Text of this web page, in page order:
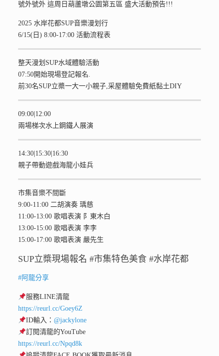
號外號外 這周日葫蘆墩公園第五區 盛大活動預告!!!
2025 水岸花都SUP音樂漫划行
6/15(日) 8:00-17:00 活動流程表
整天漫划SUP水域體驗活動
07:50開始現場登記報名.
前30名SUP立槳一大一小親子,采屋體驗免費紙黏土DIY
09:00|12:00
兩場梯次水上鋼鐵人展演
14:30|15:30|16:30
親子帶動遊戲海龍小娃兵
市集音樂不間斷
9:00-11:00 二胡演奏 瑀慈
11:00-13:00 歌唱表演 阝東木白
13:00-15:00 歌唱表演 李李
15:00-17:00 歌唱表演 嚴先生
SUP立槳現場報名 #市集特色美食 #水岸花都
#阿龍分享
服務LINE清龍
https://reurl.cc/Goey6Z
ID輸入：@jackylone
訂閱清龍的YouTube
https://reurl.cc/Npqd8k